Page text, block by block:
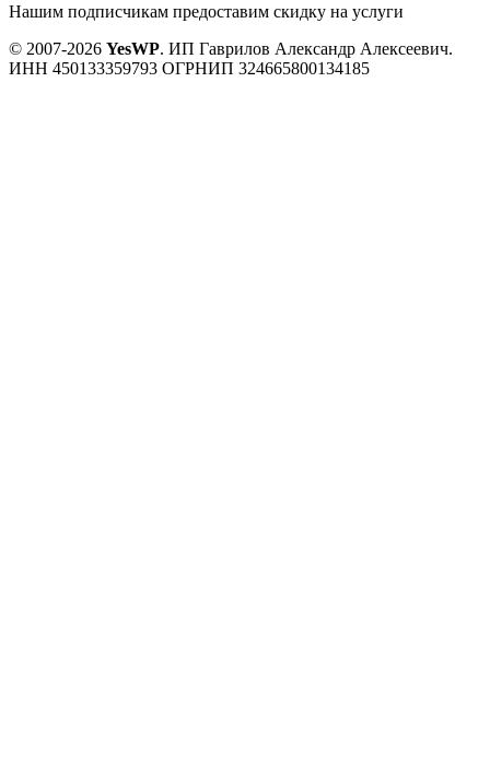
Нашим подписчикам предоставим скидку на услуги
© 2007-2026 YesWP. ИП Гаврилов Александр Алексеевич.
ИНН 450133359793 ОГРНИП 324665800134185